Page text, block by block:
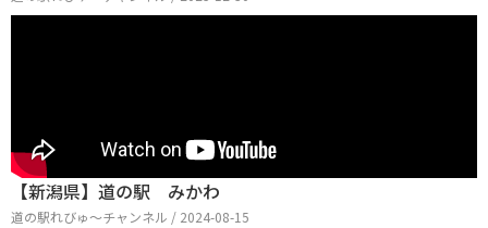
【新潟県】道の駅 みかわ
道の駅れびゅ〜チャンネル / 2024-08-15